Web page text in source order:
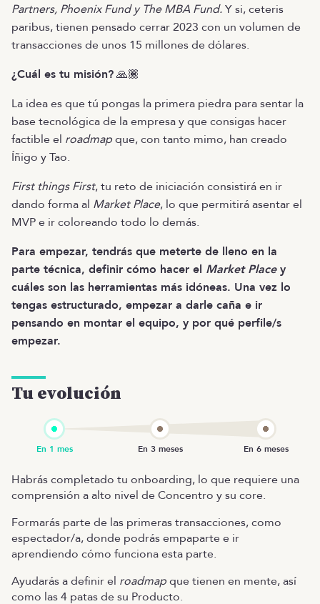
Partners, Phoenix Fund y The MBA Fund.Y si, ceteris
paribus, tienen pensado cerrar 2023 con un volumen de
transacciones de unos 15 millones de dólares.
¿Cuál es tu misión?🙏🏾
La idea es que tú pongas la primera piedra para sentar la
base tecnológica de la empresa y que consigas hacer
factible el roadmapque, con tanto mimo, han creado
Íñigo y Tao.
First things First, tu reto de iniciación consistirá en ir
dando forma al Market Place, lo que permitirá asentar el
MVP e ir coloreando todo lo demás.
Para empezar, tendrás que meterte de lleno en la
parte técnica, definir cómo hacer el Market Placey
cuáles son las herramientas más idóneas. Una vez lo
tengas estructurado, empezar a darle caña e ir
pensando en montar el equipo, y por qué perfile/s
empezar.
Tu evolución
Habrás completado tu onboarding, lo que requiere una
comprensión a alto nivel de Concentro y su core.
Formarás parte de las primeras transacciones, como
espectador/a, donde podrás empaparte e ir
aprendiendo cómo funciona esta parte.
Ayudarás a definir el roadmapque tienen en mente, así
como las 4 patas de su Producto.